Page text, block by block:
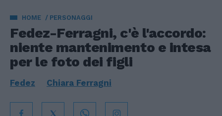
HOME PERSONAGGI
Fedez-Ferragni, c'è l'accordo:
niente mantenimento e intesa
per le foto dei figli
Fedez Chiara Ferragni